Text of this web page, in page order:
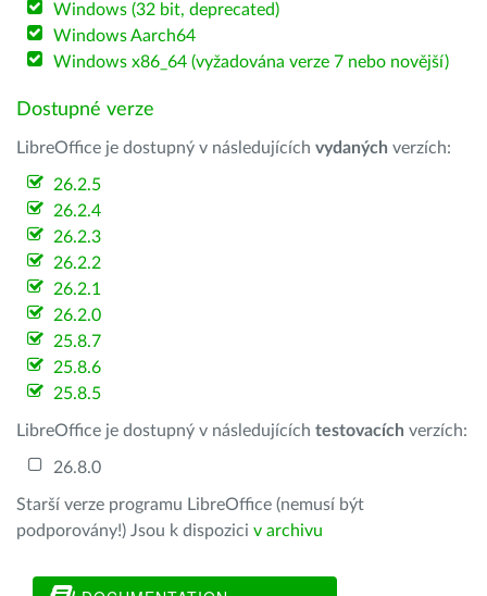
Windows (32 bit, deprecated)
Windows Aarch64
Windows x86_64 (vyžadována verze 7 nebo novější)
Dostupné verze
LibreOffice je dostupný v následujících vydaných verzích:
26.2.5
26.2.4
26.2.3
26.2.2
26.2.1
26.2.0
25.8.7
25.8.6
25.8.5
LibreOffice je dostupný v následujících testovacích verzích:
26.8.0
Starší verze programu LibreOffice (nemusí být
podporovány!) Jsou k dispozici v archivu